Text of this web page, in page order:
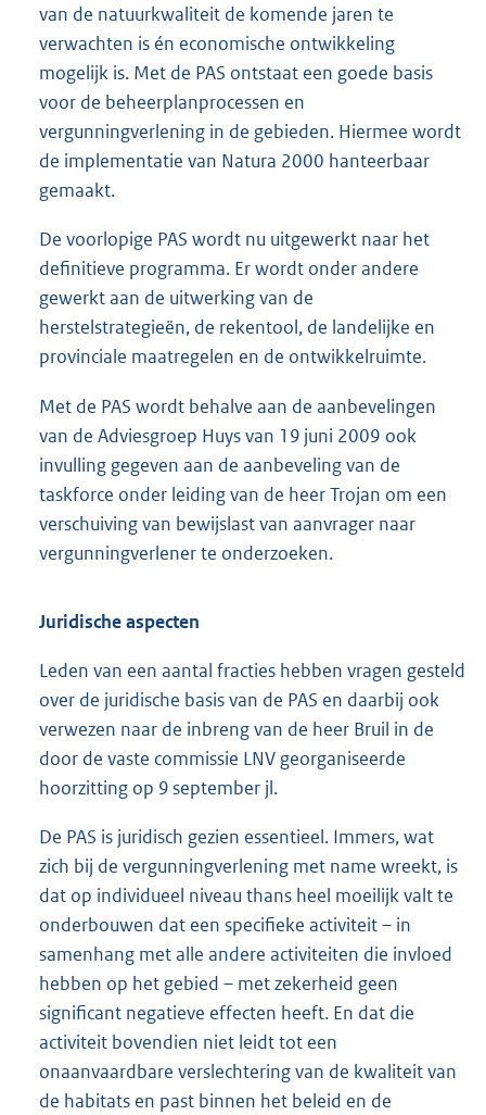
van de natuurkwaliteit de komende jaren te
verwachten is én economische ontwikkeling
mogelijk is. Met de PAS ontstaat een goede basis
voor de beheerplanprocessen en
vergunningverlening in de gebieden. Hiermee wordt
de implementatie van Natura 2000 hanteerbaar
gemaakt.
De voorlopige PAS wordt nu uitgewerkt naar het
definitieve programma. Er wordt onder andere
gewerkt aan de uitwerking van de
herstelstrategieën, de rekentool, de landelijke en
provinciale maatregelen en de ontwikkelruimte.
Met de PAS wordt behalve aan de aanbevelingen
van de Adviesgroep Huys van 19 juni 2009 ook
invulling gegeven aan de aanbeveling van de
taskforce onder leiding van de heer Trojan om een
verschuiving van bewijslast van aanvrager naar
vergunningverlener te onderzoeken.
Juridische aspecten
Leden van een aantal fracties hebben vragen gesteld
over de juridische basis van de PAS en daarbij ook
verwezen naar de inbreng van de heer Bruil in de
door de vaste commissie LNV georganiseerde
hoorzitting op 9 september jl.
De PAS is juridisch gezien essentieel. Immers, wat
zich bij de vergunningverlening met name wreekt, is
dat op individueel niveau thans heel moeilijk valt te
onderbouwen dat een specifieke activiteit – in
samenhang met alle andere activiteiten die invloed
hebben op het gebied – met zekerheid geen
significant negatieve effecten heeft. En dat die
activiteit bovendien niet leidt tot een
onaanvaardbare verslechtering van de kwaliteit van
de habitats en past binnen het beleid en de